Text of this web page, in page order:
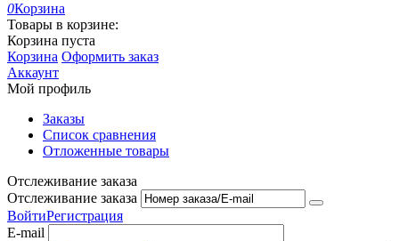
0Корзина
Товары в корзине:
Корзина пуста
Корзина Оформить заказ
Аккаунт
Мой профиль
Заказы
Список сравнения
Отложенные товары
Отслеживание заказа
Отслеживание заказа
ВойтиРегистрация
E-mail